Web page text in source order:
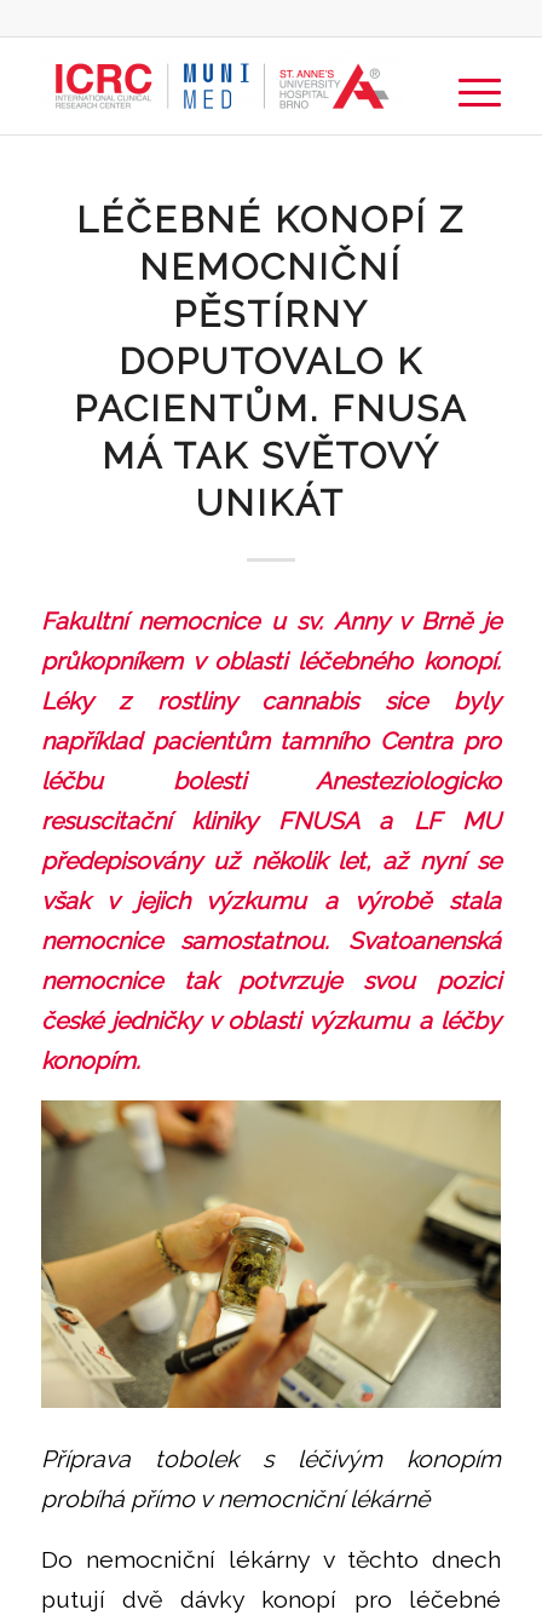
LÉČEBNÉ KONOPÍ Z
NEMOCNIČNÍ
PĚSTÍRNY
DOPUTOVALO K
PACIENTŮM. FNUSA
MÁ TAK SVĚTOVÝ
UNIKÁT
Fakultní nemocnice u sv. Anny v Brně je
průkopníkem v oblasti léčebného konopí.
Léky z rostliny cannabis sice byly
například pacientům tamního Centra pro
léčbu bolesti Anesteziologicko
resuscitační kliniky FNUSA a LF MU
předepisovány už několik let, až nyní se
však v jejich výzkumu a výrobě stala
nemocnice samostatnou. Svatoanenská
nemocnice tak potvrzuje svou pozici
české jedničky v oblasti výzkumu a léčby
konopím.
Příprava tobolek s léčivým konopím
probíhá přímo v nemocniční lékárně
Do nemocniční lékárny v těchto dnech
putují dvě dávky konopí pro léčebné